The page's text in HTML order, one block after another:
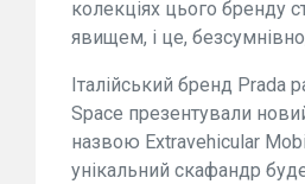
колекціях цього бренду
явищем, і це,
Італійський бренд Prada
Space презентували
назвою Extravehicular
унікальний скафандр